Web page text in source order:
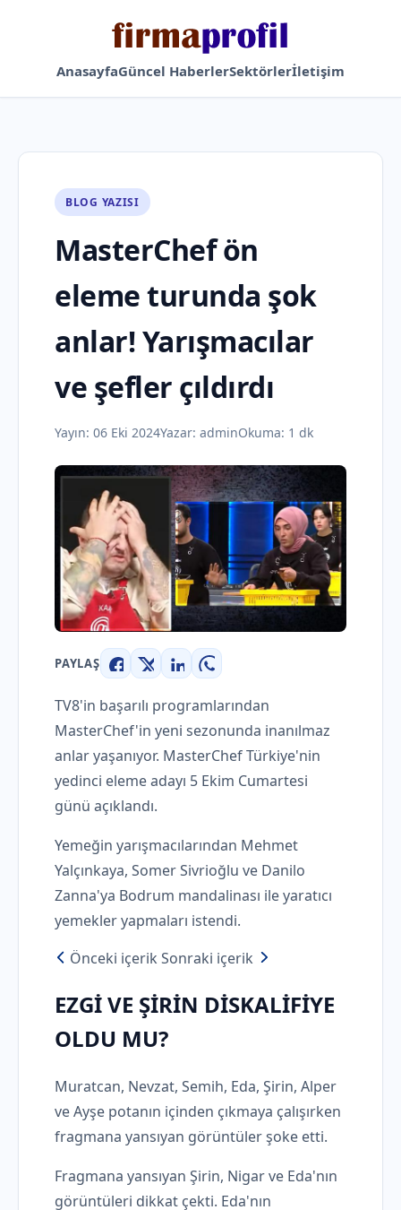
AnasayfaGüncel HaberlerSektörlerİletişim
BLOG YAZISI
MasterChef ön
eleme turunda şok
anlar! Yarışmacılar
ve şefler çıldırdı
Yayın: 06 Eki 2024Yazar: adminOkuma: 1 dk
PAYLAŞ
Facebook
X LinkedInWhatsApp
TV8'in başarılı programlarından
MasterChef'in yeni sezonunda inanılmaz
anlar yaşanıyor. MasterChef Türkiye'nin
yedinci eleme adayı 5 Ekim Cumartesi
günü açıklandı.
Yemeğin yarışmacılarından Mehmet
Yalçınkaya, Somer Sivrioğlu ve Danilo
Zanna'ya Bodrum mandalinası ile yaratıcı
yemekler yapmaları istendi.
Önceki içerik Sonraki içerik
EZGİ VE ŞİRİN DİSKALİFİYE
OLDU MU?
Muratcan, Nevzat, Semih, Eda, Şirin, Alper
ve Ayşe potanın içinden çıkmaya çalışırken
fragmana yansıyan görüntüler şoke etti.
Fragmana yansıyan Şirin, Nigar ve Eda'nın
görüntüleri dikkat çekti. Eda'nın